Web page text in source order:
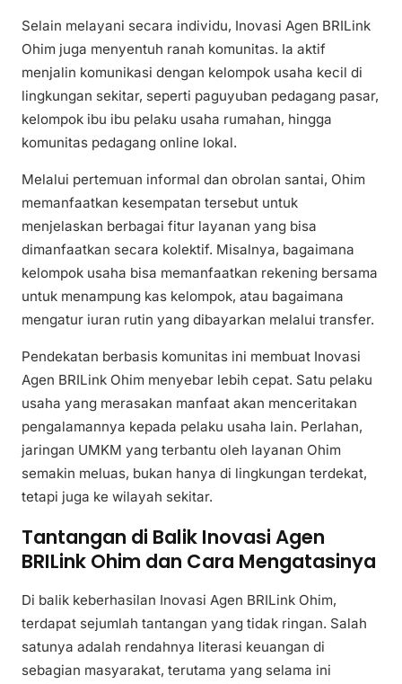
Selain melayani secara individu, Inovasi Agen BRILink
Ohim juga menyentuh ranah komunitas. Ia aktif
menjalin komunikasi dengan kelompok usaha kecil di
lingkungan sekitar, seperti paguyuban pedagang pasar,
kelompok ibu ibu pelaku usaha rumahan, hingga
komunitas pedagang online lokal.
Melalui pertemuan informal dan obrolan santai, Ohim
memanfaatkan kesempatan tersebut untuk
menjelaskan berbagai fitur layanan yang bisa
dimanfaatkan secara kolektif. Misalnya, bagaimana
kelompok usaha bisa memanfaatkan rekening bersama
untuk menampung kas kelompok, atau bagaimana
mengatur iuran rutin yang dibayarkan melalui transfer.
Pendekatan berbasis komunitas ini membuat Inovasi
Agen BRILink Ohim menyebar lebih cepat. Satu pelaku
usaha yang merasakan manfaat akan menceritakan
pengalamannya kepada pelaku usaha lain. Perlahan,
jaringan UMKM yang terbantu oleh layanan Ohim
semakin meluas, bukan hanya di lingkungan terdekat,
tetapi juga ke wilayah sekitar.
Tantangan di Balik Inovasi Agen
BRILink Ohim dan Cara Mengatasinya
Di balik keberhasilan Inovasi Agen BRILink Ohim,
terdapat sejumlah tantangan yang tidak ringan. Salah
satunya adalah rendahnya literasi keuangan di
sebagian masyarakat, terutama yang selama ini